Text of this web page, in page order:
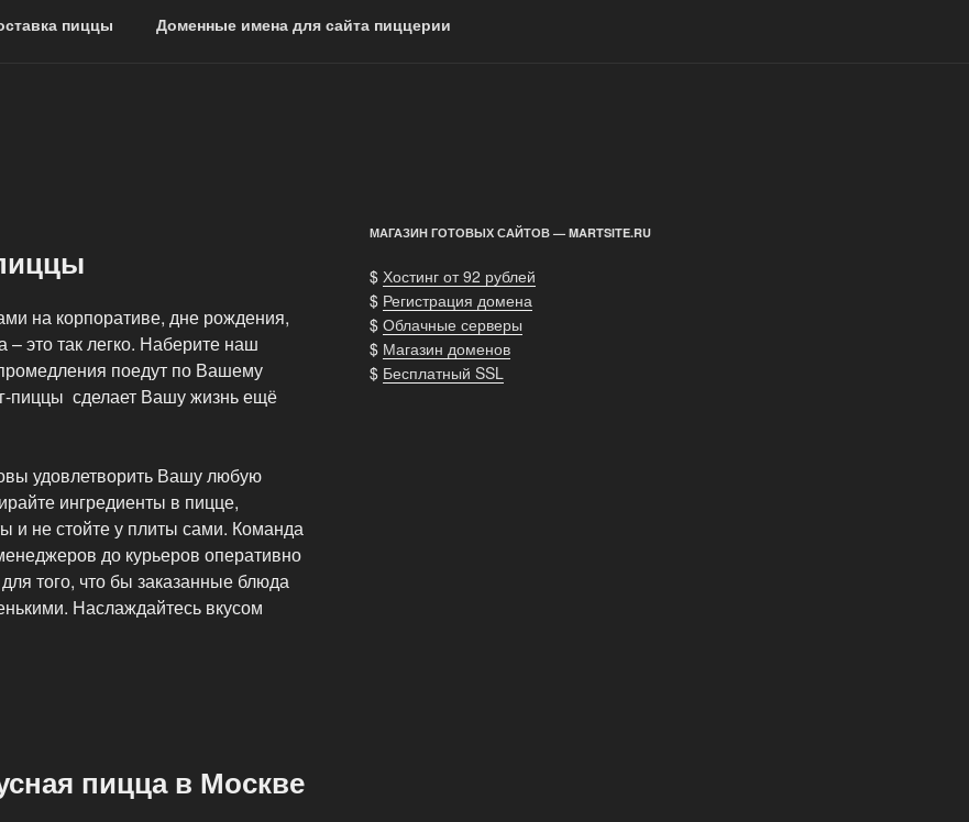
пиццы Доменные имена для сайта пиццерии
на корпоративе, дне рождения,
– это так легко. Наберите наш
поедут по Вашему
пиццы сделает Вашу жизнь ещё
удовлетворить Вашу любую
ингредиенты в пицце,
и не стойте у плиты сами. Команда
до курьеров оперативно
того, что бы заказанные блюда
Наслаждайтесь вкусом
пицца в Москве
МАГАЗИН ГОТОВЫХ САЙТОВ — MARTSITE.RU
$ Хостинг от 92 рублей
$ Регистрация домена
$ Облачные серверы
$ Магазин доменов
$ Бесплатный SSL